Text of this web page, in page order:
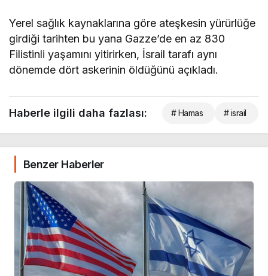
Yerel sağlık kaynaklarına göre ateşkesin yürürlüğe
girdiği tarihten bu yana Gazze’de en az 830
Filistinli yaşamını yitirirken, İsrail tarafı aynı
dönemde dört askerinin öldüğünü açıkladı.
Haberle ilgili daha fazlası: # Hamas # israil
Benzer Haberler